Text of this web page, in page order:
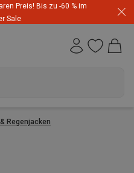
Preis! Bis zu -60 % im
Sale
Regenjacken